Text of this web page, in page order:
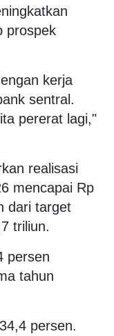
prospek
kerja
sentral.
pererat lagi,"
realisasi
mencapai Rp
dari target
triliun.
persen
tahun
persen.